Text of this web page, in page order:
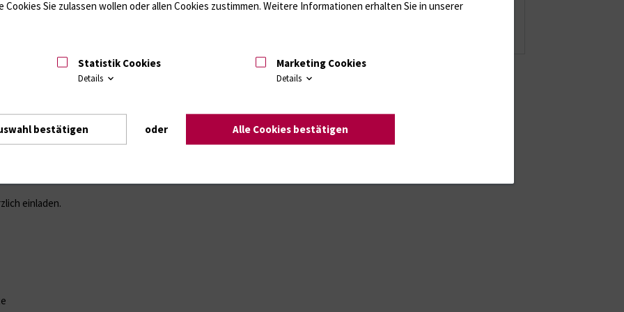
ein besonderes
wie der
wurde der
Er liegt im
Rostock,
auch dieses Jahr
mit nach Hause
einladen.
2008(82 Einträge)
Cookies Sie zulassen wollen oder allen Cookies zustimmen. Weitere Informationen erhalten Sie in unserer
Statistik Cookies
Details
Marketing Cookies
Details
bestätigen oder Alle Cookies bestätigen